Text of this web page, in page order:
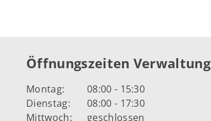
Öffnungszeiten Verwaltung
Montag:
08:00 - 15:30
Dienstag:
08:00 - 17:30
Mittwoch:
geschlossen